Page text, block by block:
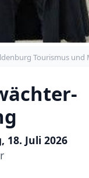
Tourismus und
18. Juli 2026